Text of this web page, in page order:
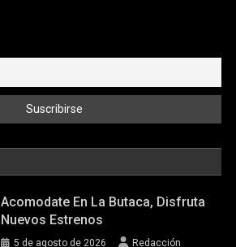
Acomodate En La Butaca, Disfruta
Nuevos Estrenos
5 de agosto de 2026 Redacción